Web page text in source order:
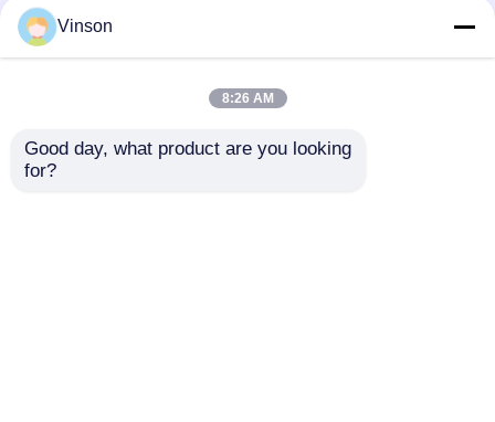
Vinson
8:26 AM
Good day, what product are you looking
for?